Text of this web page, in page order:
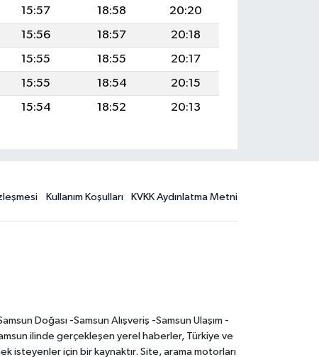
15:57 18:58
20:20
15:56 18:57
20:18
15:55 18:55
20:17
15:55 18:54
20:15
15:54 18:52 20:13
Kullanım Koşulları KVKK Aydınlatma Metni
Doğası -Samsun Alışveriş -Samsun Ulaşım -
ilinde gerçekleşen yerel haberler, Türkiye ve
isteyenler için bir kaynaktır. Site, arama motorları